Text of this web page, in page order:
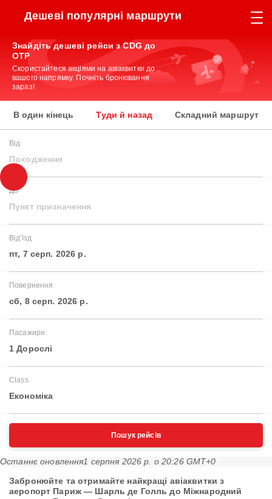
Дешеві популярні маршрути
Знайдіть дешеві рейси з CDG до
OTP
Скористайтеся акціями на авіаквитки до
вашого напрямку. Почніть бронювання
зараз!
В один кінець Туди й назад Складний маршрут
Від
Походження
До
Пункт призначення
Від'їзд
пт, 7 серп. 2026 р.
Повернення
сб, 8 серп. 2026 р.
Пасажири
1 Дорослі
Class
Економіка
Пошук рейсів
Останнє оновлення1 серпня 2026 р. о 20:26 GMT+0
Забронюйте та отримайте найкращі авіаквитки з
аеропорт Париж — Шарль де Голль до Міжнародний